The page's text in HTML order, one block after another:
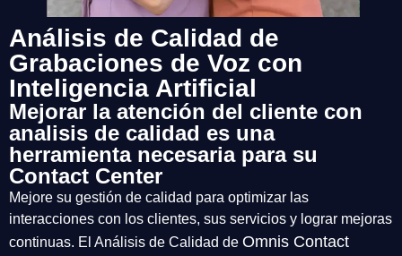
Análisis de Calidad de
Grabaciones de Voz con
Inteligencia Artificial
Mejorar la atención del cliente con
analisis de calidad es una
herramienta necesaria para su
Contact Center
Mejore su gestión de calidad para optimizar las
interacciones con los clientes, sus servicios y lograr mejoras
continuas. El Análisis de Calidad de Omnis Contact